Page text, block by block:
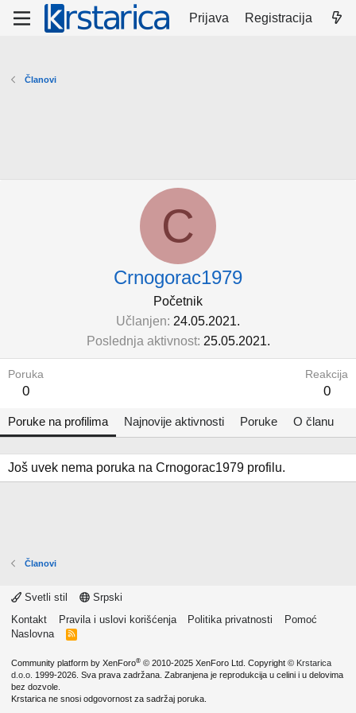
Prijava Registracija
Članovi
C
Crnogorac1979
Početnik
Učlanjen 24.05.2021.
Poslednja aktivnost 25.05.2021.
Poruka
0
Reakcija
0
Poruke na profilima Najnovije aktivnosti Poruke O članu
Još uvek nema poruka na Crnogorac1979 profilu.
Članovi
Svetli stil
Srpski
Kontakt
Pravila i uslovi korišćenja Politika privatnosti
Pomoć
Naslovna
R
Community platform by XenForo® © 2010-2025 XenForo Ltd. Copyright © Krstarica
d.o.o. 1999-2026. Sva prava zadržana. Zabranjena je reprodukcija u celini i u delovima
bez dozvole.
Krstarica ne snosi odgovornost za sadržaj poruka.